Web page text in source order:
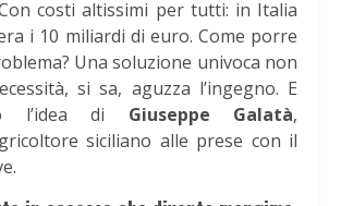
costi altissimi per tutti: in Italia
i 10 miliardi di euro. Come porre
Una soluzione univoca non
si sa, aguzza l’ingegno. E
l’idea di Giuseppe Galatà,
siciliano alle prese con il